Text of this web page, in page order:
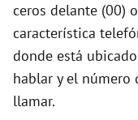
ceros delante (00)
característica
donde está
hablar y el número
llamar.